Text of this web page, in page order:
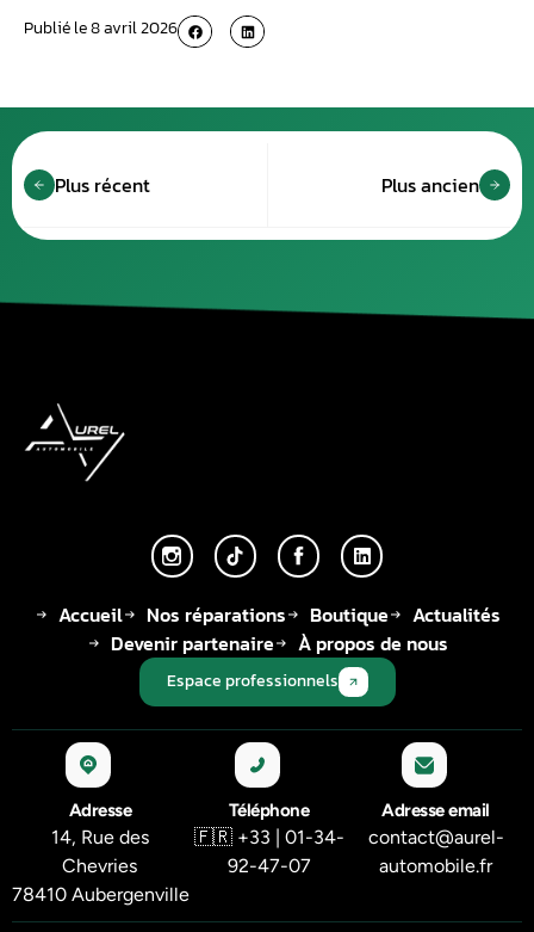
Publié le8 avril 2026
Plus récent Plus ancien
Accueil Nos réparations Boutique
Actualités
Devenir partenaire
À propos de nous
Espace professionnels
Adresse
14, Rue des
Chevries
78410 Aubergenville
Téléphone
🇫🇷 +33 | 01-34-
92-47-07
Adresse email
contact@aurel-
automobile.fr